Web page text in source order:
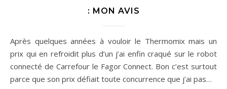
: MON AVIS
Après quelques années à vouloir le Thermomix mais un
prix qui en refroidit plus d’un j’ai enfin craqué sur le robot
connecté de Carrefour le Fagor Connect. Bon c’est surtout
parce que son prix défiait toute concurrence que j’ai pas…